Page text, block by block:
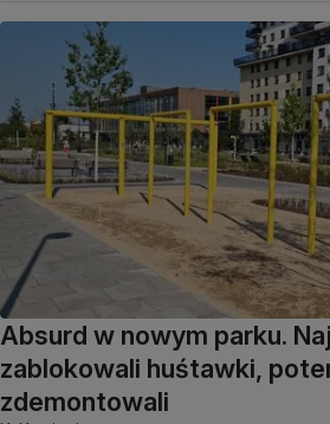
Absurd w nowym parku.
zablokowali huśtawki,
zdemontowali